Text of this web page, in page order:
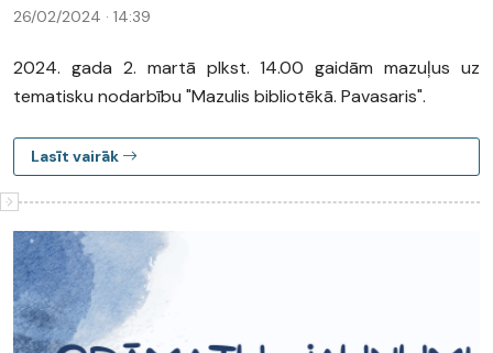
26/02/2024 · 14:39
2024. gada 2. martā plkst. 14.00 gaidām mazuļus uz
tematisku nodarbību "Mazulis bibliotēkā. Pavasaris".
Lasīt vairāk